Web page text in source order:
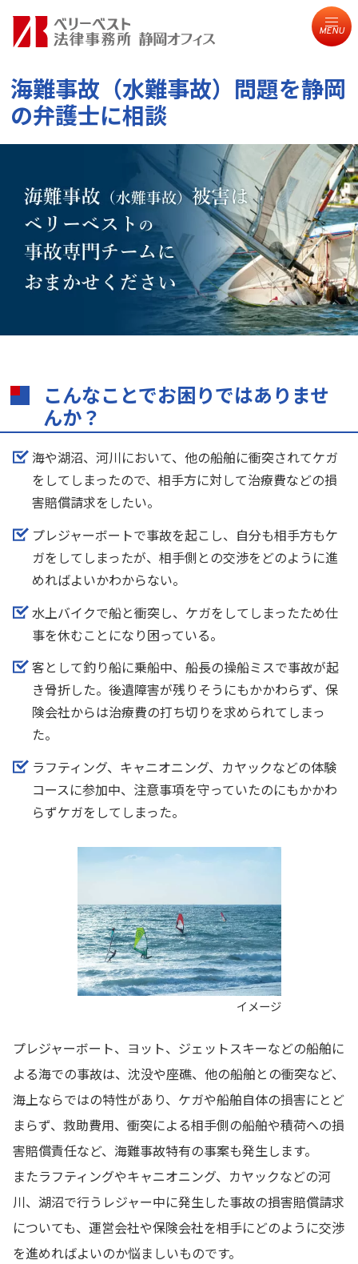
MENU
海難事故（水難事故）問題を静岡
の弁護士に相談
こんなことでお困りではありませ
んか？
海や湖沼、河川において、他の船舶に衝突されてケガ
をしてしまったので、相手方に対して治療費などの損
害賠償請求をしたい。
プレジャーボートで事故を起こし、自分も相手方もケ
ガをしてしまったが、相手側との交渉をどのように進
めればよいかわからない。
水上バイクで船と衝突し、ケガをしてしまったため仕
事を休むことになり困っている。
客として釣り船に乗船中、船長の操船ミスで事故が起
き骨折した。後遺障害が残りそうにもかかわらず、保
険会社からは治療費の打ち切りを求められてしまっ
た。
ラフティング、キャニオニング、カヤックなどの体験
コースに参加中、注意事項を守っていたのにもかかわ
らずケガをしてしまった。
イメージ
プレジャーボート、ヨット、ジェットスキーなどの船舶に
よる海での事故は、沈没や座礁、他の船舶との衝突など、
海上ならではの特性があり、ケガや船舶自体の損害にとど
まらず、救助費用、衝突による相手側の船舶や積荷への損
害賠償責任など、海難事故特有の事案も発生します。
またラフティングやキャニオニング、カヤックなどの河
川、湖沼で行うレジャー中に発生した事故の損害賠償請求
についても、運営会社や保険会社を相手にどのように交渉
を進めればよいのか悩ましいものです。